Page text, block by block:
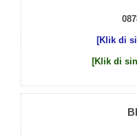
[Klik di
[Klik di